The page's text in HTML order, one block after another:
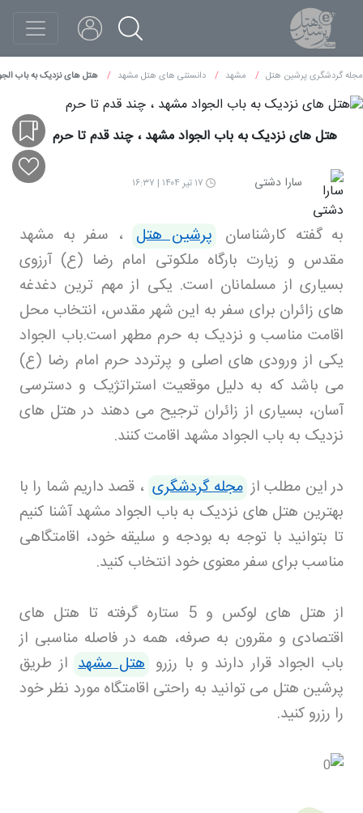
مجله گردشگری پرشین هتل مشهد دانستنی های هتل مشهد هتل های نزدیک به باب
هتل های نزدیک به باب الجواد مشهد ، چند قدم تا حرم
سارا دشتی ۱۷ تیر ۱۴۰۴ | ۱۶:۳۷
به گفته کارشناسان پرشین هتل ، سفر به مشهد
مقدس و زیارت بارگاه ملکوتی امام رضا (ع) آرزوی
بسیاری از مسلمانان است. یکی از مهم ترین دغدغه
های زائران برای سفر به این شهر مقدس، انتخاب محل
اقامت مناسب و نزدیک به حرم مطهر است.باب الجواد
یکی از ورودی های اصلی و پرتردد حرم امام رضا (ع)
می باشد که به دلیل موقعیت استراتژیک و دسترسی
آسان، بسیاری از زائران ترجیح می دهند در هتل های
نزدیک به باب الجواد مشهد اقامت کنند.
در این مطلب از مجله گردشگری ، قصد داریم شما را با
بهترین هتل های نزدیک به باب الجواد مشهد آشنا کنیم
تا بتوانید با توجه به بودجه و سلیقه خود، اقامتگاهی
مناسب برای سفر معنوی خود انتخاب کنید.
از هتل های لوکس و 5 ستاره گرفته تا هتل های
اقتصادی و مقرون به صرفه، همه در فاصله مناسبی از
باب الجواد قرار دارند و با رزرو هتل مشهد از طریق
پرشین هتل می توانید به راحتی اقامتگاه مورد نظر خود
را رزرو کنید.